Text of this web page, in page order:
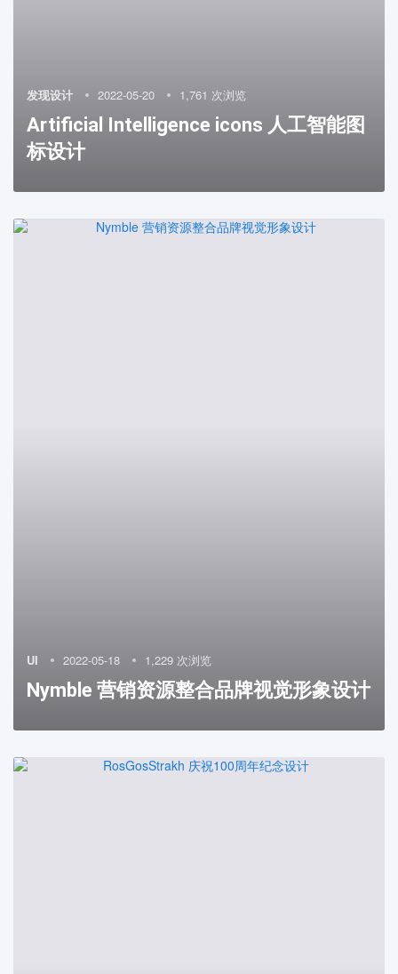
发现设计 2022-05-20 1,761 次浏览
Artificial Intelligence icons 人工智能图
标设计
UI 2022-05-18 1,229 次浏览
Nymble 营销资源整合品牌视觉形象设计